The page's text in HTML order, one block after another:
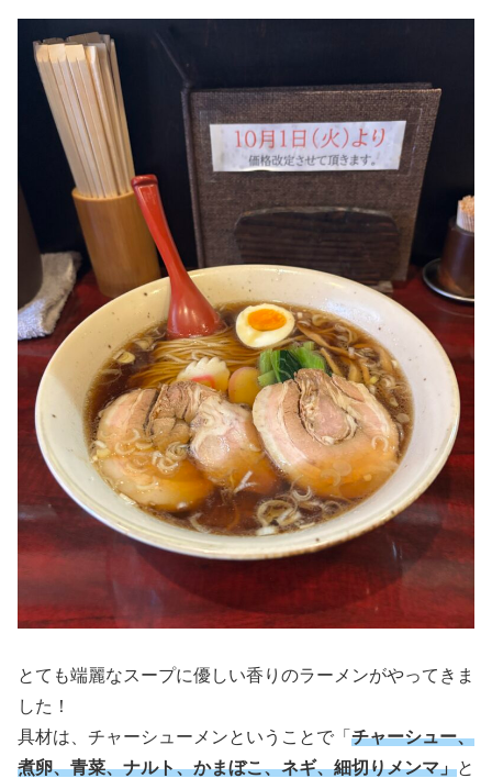
とても端麗なスープに優しい香りのラーメンがやってきま
した！
具材は、チャーシューメンということで「 チャーシュー、
煮卵、青菜、ナルト、かまぼこ、ネギ、細切りメンマ」と